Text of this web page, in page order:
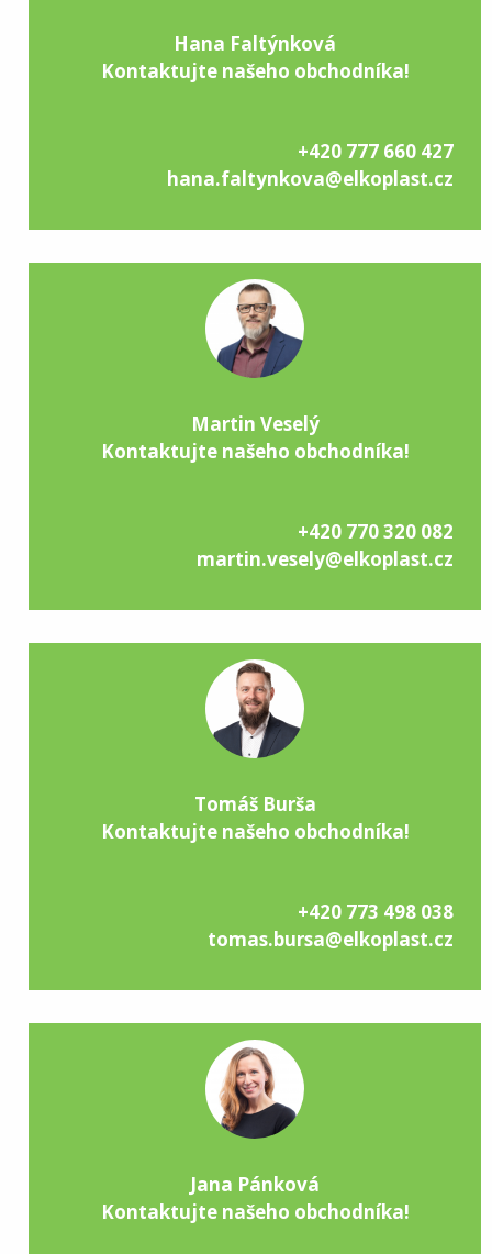
Hana Faltýnková
Kontaktujte našeho obchodníka!
+420 777 660 427
hana.faltynkova@elkoplast.cz
Martin Veselý
Kontaktujte našeho obchodníka!
+420 770 320 082
martin.vesely@elkoplast.cz
Tomáš Burša
Kontaktujte našeho obchodníka!
+420 773 498 038
tomas.bursa@elkoplast.cz
Jana Pánková
Kontaktujte našeho obchodníka!